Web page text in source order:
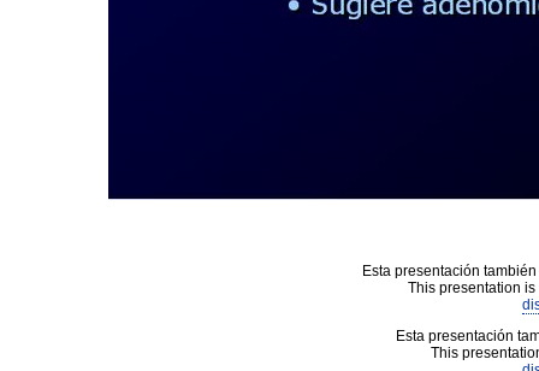
Esta presentación
This presentation
Esta presentación
This